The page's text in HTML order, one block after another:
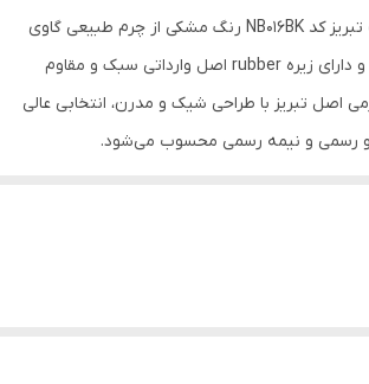
نیم‌بوت چرمی مردانه تبریز کد NB016BK رنگ مشکی از چرم طبیعی گاوی
باکیفیت ساخته شده و دارای زیره rubber اصل وارداتی سبک و مقاوم
اصل تبریز با طراحی شیک و مدرن، انتخابی عالی
و رسمی و نیمه رسمی محسوب می‌شود.
ماست